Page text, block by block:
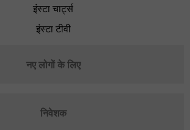
इंस्टा चार्ट्स
इंस्टा टीवी
नए लोगों के लिए
निवेशक